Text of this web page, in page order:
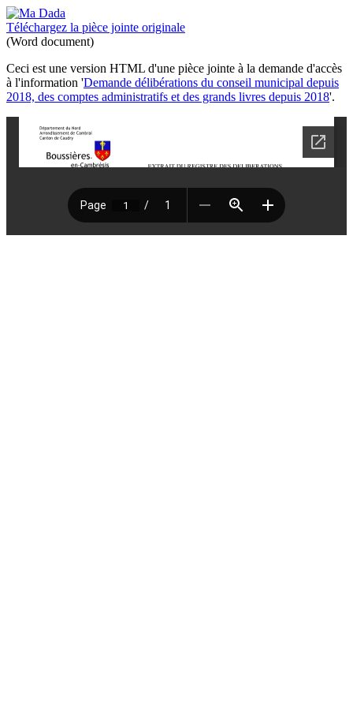
Téléchargez la pièce jointe originale
(Word document)
Ceci est une version HTML d'une pièce jointe à la demande d'accès
à l'information 'Demande délibérations du conseil municipal depuis
2018, des comptes administratifs et des grands livres depuis 2018'.